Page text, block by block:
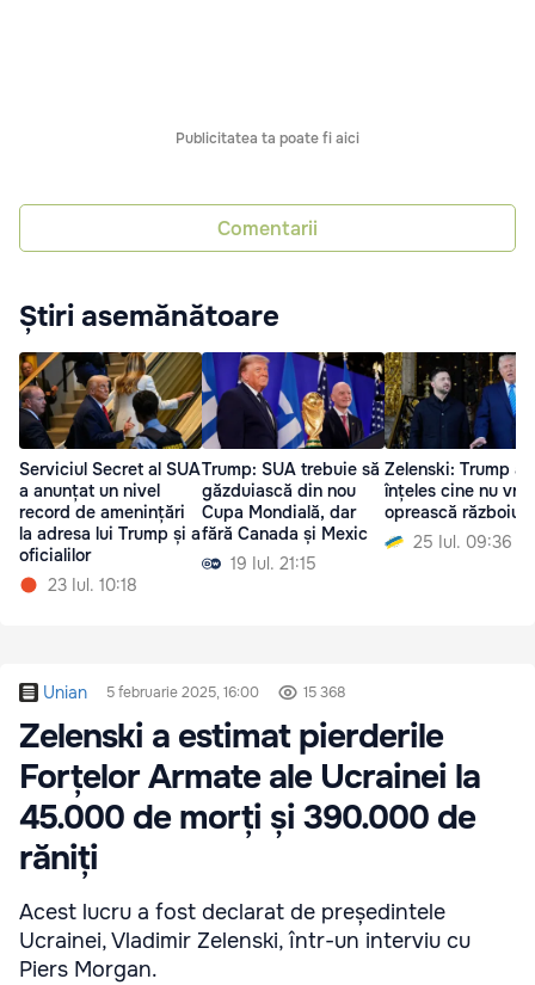
Publicitatea ta poate fi aici
Comentarii
Știri asemănătoare
Serviciul Secret al SUA
a anunțat un nivel
record de amenințări
la adresa lui Trump și a
oficialilor
23 Iul. 10:18
Trump: SUA trebuie să
găzduiască din nou
Cupa Mondială, dar
fără Canada și Mexic
19 Iul. 21:15
Zelenski: Trump a
înțeles cine nu
oprească războiul
25 Iul. 09:36
Unian 5 februarie 2025, 16:00 15 368
Zelenski a estimat pierderile
Forțelor Armate ale Ucrainei la
45.000 de morți și 390.000 de
răniți
Acest lucru a fost declarat de președintele
Ucrainei, Vladimir Zelenski, într-un interviu cu
Piers Morgan.